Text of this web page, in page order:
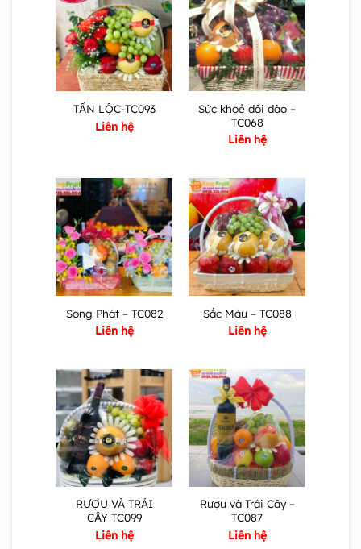
TẤN LỘC-TC093
Liên hệ
Sức khoẻ dồi dào –
TC068
Liên hệ
Song Phát – TC082
Liên hệ
Sắc Màu – TC088
Liên hệ
RƯỢU VÀ TRÁI
CÂY TC099
Liên hệ
Rượu và Trái Cây –
TC087
Liên hệ